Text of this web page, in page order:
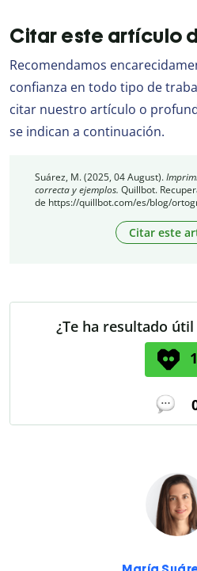
Citar este artículo
Recomendamos
confianza en todo tipo de
citar nuestro artículo o
se indican a continuación.
Suárez, M. (2025, 04 August).
correcta y ejemplos. Quillbot.
de https://quillbot.com/es/blog/
Citar este
¿Te ha resultado
1